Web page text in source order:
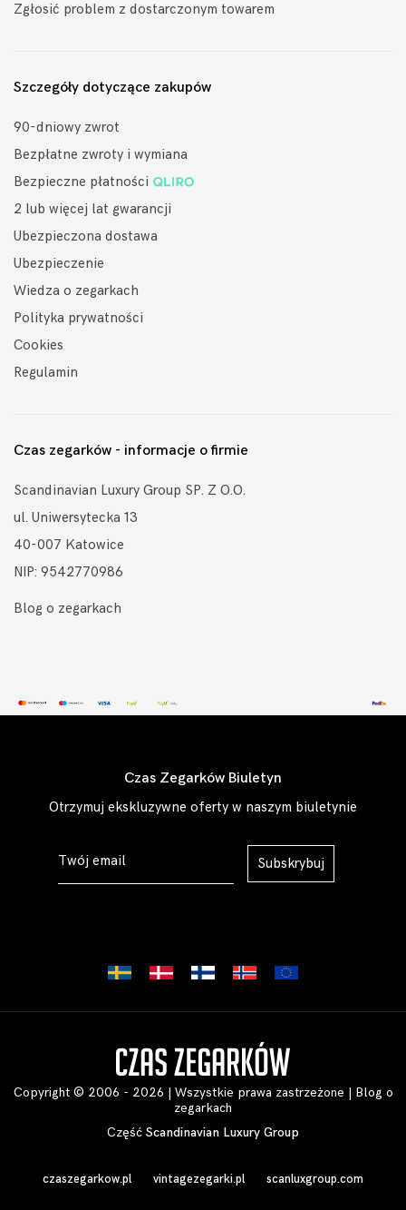
Zgłosić problem z dostarczonym towarem
Szczegóły dotyczące zakupów
90-dniowy zwrot
Bezpłatne zwroty i wymiana
Bezpieczne płatności
2 lub więcej lat gwarancji
Ubezpieczona dostawa
Ubezpieczenie
Wiedza o zegarkach
Polityka prywatności
Cookies
Regulamin
Czas zegarków - informacje o firmie
Scandinavian Luxury Group SP. Z O.O.
ul. Uniwersytecka 13
40-007 Katowice
NIP: 9542770986
Blog o zegarkach
Czas Zegarków Biuletyn
Otrzymuj ekskluzywne oferty w naszym biuletynie
Subskrybuj
Copyright © 2006 - 2026 | Wszystkie prawa zastrzeżone | Blog o
zegarkach
Część Scandinavian Luxury Group
czaszegarkow.pl vintagezegarki.pl scanluxgroup.com